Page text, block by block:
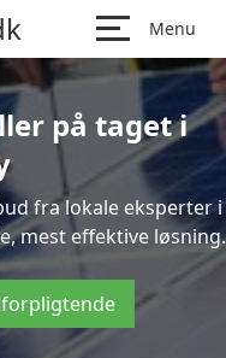
Menu
på taget i
fra lokale eksperter i
mest effektive løsning.